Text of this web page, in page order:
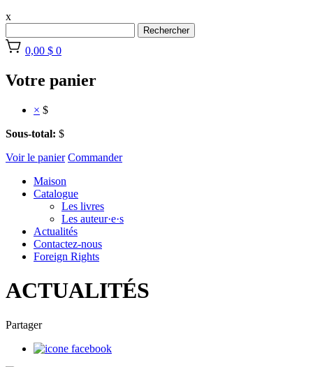
x
Rechercher
0,00 $ 0
Votre panier
× $
Sous-total: $
Voir le panier Commander
Maison
Catalogue
Les livres
Les auteur·e·s
Actualités
Contactez-nous
Foreign Rights
ACTUALITÉS
Partager